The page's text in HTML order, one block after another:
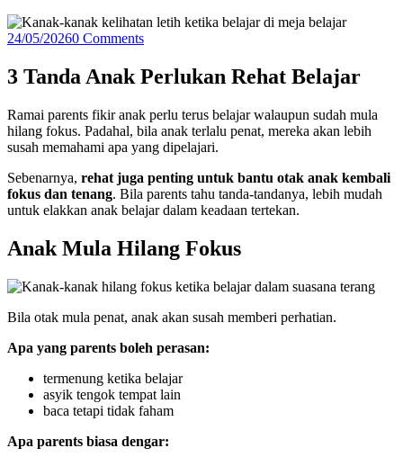
24/05/20260 Comments
3 Tanda Anak Perlukan Rehat Belajar
Ramai parents fikir anak perlu terus belajar walaupun sudah mula
hilang fokus. Padahal, bila anak terlalu penat, mereka akan lebih
susah memahami apa yang dipelajari.
Sebenarnya, rehat juga penting untuk bantu otak anak kembali
fokus dan tenang. Bila parents tahu tanda-tandanya, lebih mudah
untuk elakkan anak belajar dalam keadaan tertekan.
Anak Mula Hilang Fokus
Bila otak mula penat, anak akan susah memberi perhatian.
Apa yang parents boleh perasan:
termenung ketika belajar
asyik tengok tempat lain
baca tetapi tidak faham
Apa parents biasa dengar: